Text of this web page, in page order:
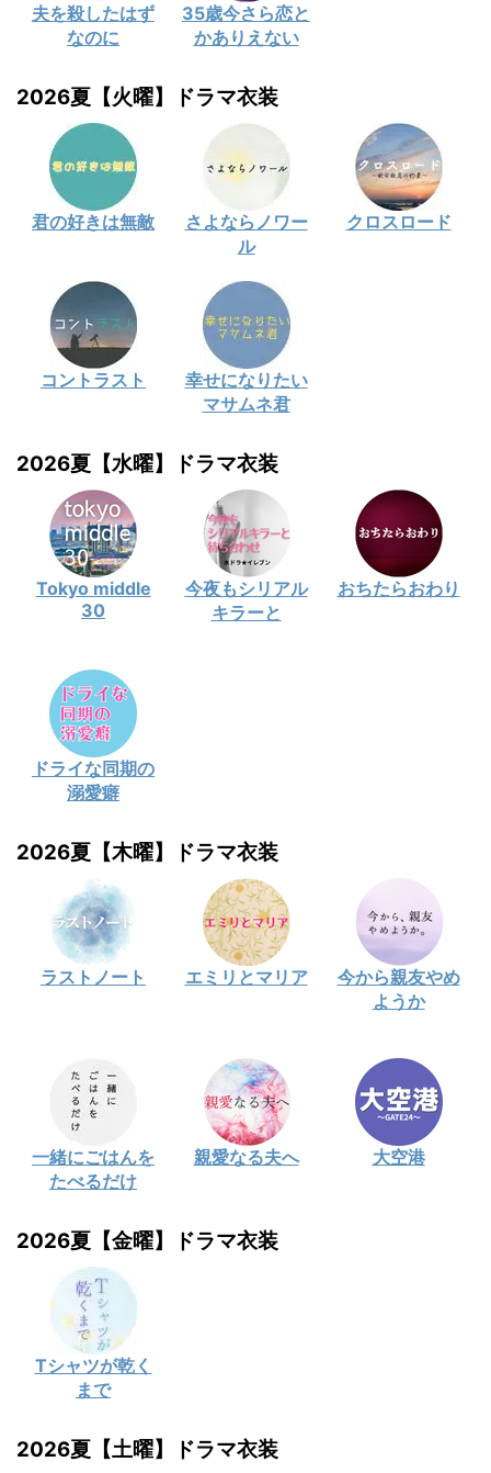
夫を殺したはず
なのに
35歳今さら恋と
かありえない
2026夏【火曜】ドラマ衣装
君の好きは無敵
さよならノワー
ル
クロスロード
コントラスト
幸せになりたい
マサムネ君
2026夏【水曜】ドラマ衣装
Tokyo middle
30
今夜もシリアル
キラーと
おちたらおわり
ドライな同期の
溺愛癖
2026夏【木曜】ドラマ衣装
ラストノート エミリとマリア
今から親友やめ
ようか
一緒にごはんを
たべるだけ
親愛なる夫へ 大空港
2026夏【金曜】ドラマ衣装
Tシャツが乾く
まで
2026夏【土曜】ドラマ衣装